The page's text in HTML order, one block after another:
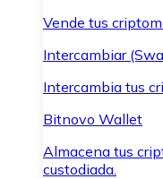
Vende tus
Intercambiar
Intercambia tus
Bitnovo Wallet
Almacena tus
custodiada.